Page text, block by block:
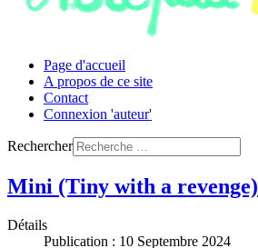
Page d'accueil
A propos de ce site
Contact
Connexion 'auteur'
Rechercher
Mini (Tiny with a revenge)
Détails
Publication : 10 Septembre 2024